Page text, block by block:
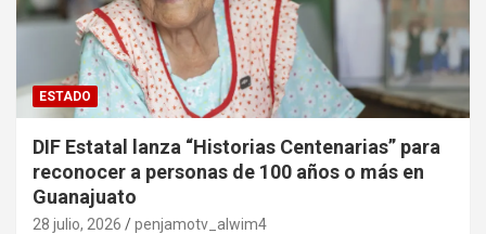
ESTADO
DIF Estatal lanza “Historias Centenarias” para
reconocer a personas de 100 años o más en
Guanajuato
28 julio, 2026 penjamotv_alwim4